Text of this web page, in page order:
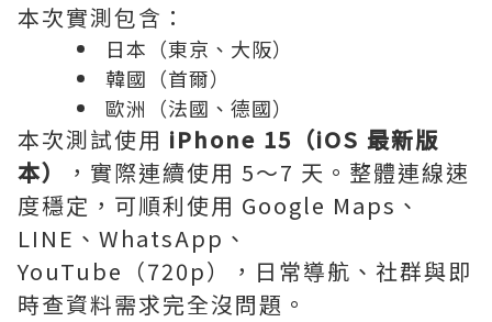
本次實測包含：
日本（東京、大阪）
韓國（首爾）
歐洲（法國、德國）
本次測試使用 iPhone 15（iOS 最新版
本）
，實際連續使用 5～7 天。整體連線速
度穩定，可順利使用 Google Maps、
LINE、WhatsApp、
YouTube（720p），日常導航、社群與即
時查資料需求完全沒問題。